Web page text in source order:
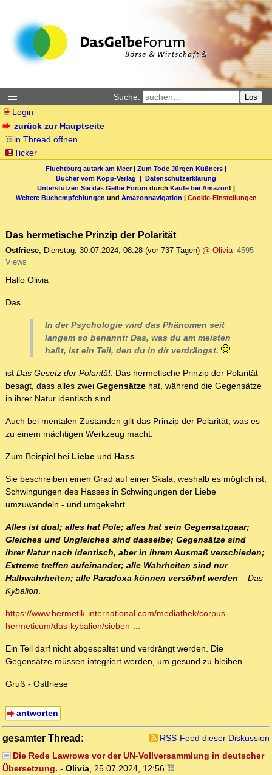
Suche: Los
Login
zurück zur Hauptseite
in Thread öffnen
Ticker
Fluchtburg autark am Meer| Zum Tode Jürgen Küßners |
Bücher vom Kopp-Verlag | Datenschutzerklärung
Unterstützen Sie das Gelbe Forum durch Käufe bei Amazon! |
Weitere Buchempfehlungen und Amazonnavigation | Cookie-Einstellungen
Das hermetische Prinzip der Polarität
Ostfriese, Dienstag, 30.07.2024, 08:28 (vor 737 Tagen) @ Olivia 4595
Views
Hallo Olivia
Das
In der Psychologie wird das Phänomen seit
langem so benannt: Das, was du am meisten
haßt, ist ein Teil, den du in dir verdrängst.
ist Das Gesetz der Polarität. Das hermetische Prinzip der Polarität
besagt, dass alles zwei Gegensätze hat, während die Gegensätze
in ihrer Natur identisch sind.
Auch bei mentalen Zuständen gilt das Prinzip der Polarität, was es
zu einem mächtigen Werkzeug macht.
Zum Beispiel bei Liebe und Hass.
Sie beschreiben einen Grad auf einer Skala, weshalb es möglich ist,
Schwingungen des Hasses in Schwingungen der Liebe
umzuwandeln - und umgekehrt.
Alles ist dual; alles hat Pole; alles hat sein Gegensatzpaar;
Gleiches und Ungleiches sind dasselbe; Gegensätze sind
ihrer Natur nach identisch, aber in ihrem Ausmaß verschieden;
Extreme treffen aufeinander; alle Wahrheiten sind nur
Halbwahrheiten; alle Paradoxa können versöhnt werden – Das
Kybalion.
https://www.hermetik-international.com/mediathek/corpus-
hermeticum/das-kybalion/sieben-...
Ein Teil darf nicht abgespaltet und verdrängt werden. Die
Gegensätze müssen integriert werden, um gesund zu bleiben.
Gruß - Ostfriese
antworten
gesamter Thread:
RSS-Feed dieser Diskussion
Die Rede Lawrows vor der UN-Vollversammlung in deutscher
Übersetzung. - Olivia, 25.07.2024, 12:56